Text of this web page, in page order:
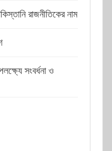
রাজনীতিকের নাম
সংবর্ধনা ও